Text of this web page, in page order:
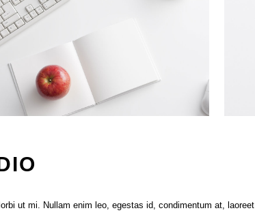
ut mi. Nullam enim leo, egestas id, condimentum at, laoreet